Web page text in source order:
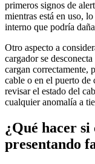
primeros signos de
mientras está en uso,
interno que podría
Otro aspecto a
cargador se
cargan correctamente,
cable o en el puerto de
revisar el estado del
cualquier anomalía a
¿Qué hacer
presentando